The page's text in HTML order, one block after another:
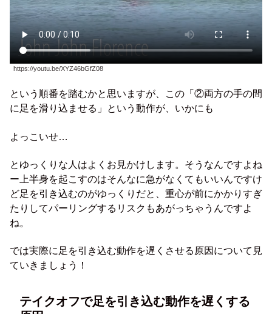
https://youtu.be/XYZ46bGfZ08
という順番を踏むかと思いますが、この「②両方の手の間
に足を滑り込ませる」という動作が、いかにも
よっこいせ…
とゆっくりな人はよくお見かけします。そうなんですよね
ー上半身を起こすのはそんなに急がなくてもいいんですけ
ど足を引き込むのがゆっくりだと、重心が前にかかりすぎ
たりしてパーリングするリスクもあがっちゃうんですよ
ね。
では実際に足を引き込む動作を遅くさせる原因について見
ていきましょう！
テイクオフで足を引き込む動作を遅くする